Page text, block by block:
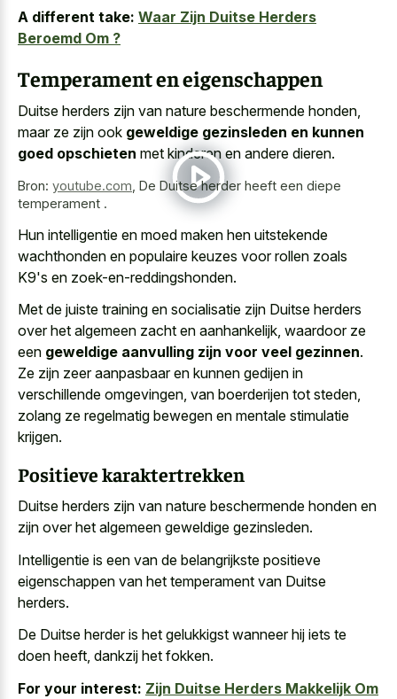
A different take: Waar Zijn Duitse Herders
Beroemd Om ?
Temperament en eigenschappen
Duitse herders zijn van nature beschermende honden,
maar ze zijn ook geweldige gezinsleden en kunnen
goed opschieten met kinderen en andere dieren.
Bron: youtube.com De Duitse herder heeft een diepe
temperament .
Hun intelligentie en moed maken hen uitstekende
wachthonden en populaire keuzes voor rollen zoals
K9's en zoek-en-reddingshonden.
Met de juiste training en socialisatie zijn Duitse herders
over het algemeen zacht en aanhankelijk, waardoor ze
een geweldige aanvulling zijn voor veel gezinnen.
Ze zijn zeer aanpasbaar en kunnen gedijen in
verschillende omgevingen, van boerderijen tot steden,
zolang ze regelmatig bewegen en mentale stimulatie
krijgen.
Positieve karaktertrekken
Duitse herders zijn van nature beschermende honden en
zijn over het algemeen geweldige gezinsleden.
Intelligentie is een van de belangrijkste positieve
eigenschappen van het temperament van Duitse
herders.
De Duitse herder is het gelukkigst wanneer hij iets te
doen heeft, dankzij het fokken.
For your interest: Zijn Duitse Herders Makkelijk Om